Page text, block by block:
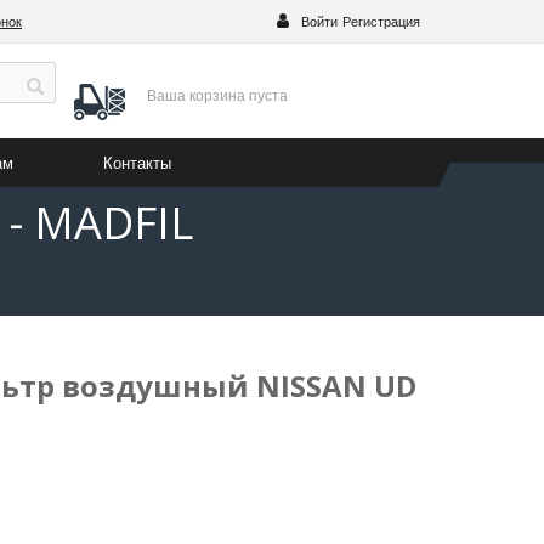
Войти Регистрация
Ваша корзина пуста
Контакты
MADFIL
воздушный NISSAN UD